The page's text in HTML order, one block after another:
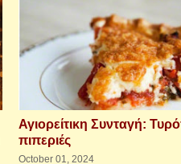
Αγιορείτικη Συνταγή:
πιπεριές
October 01, 2024